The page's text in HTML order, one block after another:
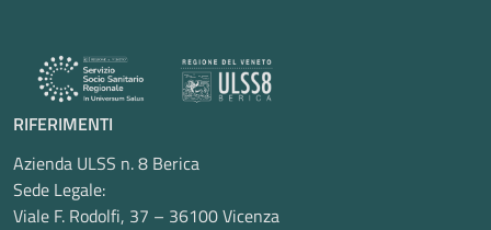
RIFERIMENTI
Azienda ULSS n. 8 Berica
Sede Legale:
Viale F. Rodolfi, 37 – 36100 Vicenza